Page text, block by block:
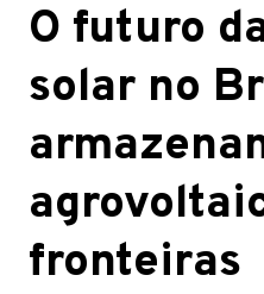
O futuro
solar no
fronteiras